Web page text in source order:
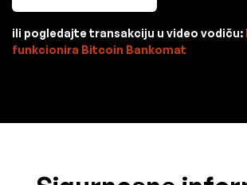
ili pogledajte transakciju u video vodiču:
funkcionira Bitcoin Bankomat